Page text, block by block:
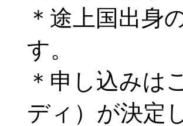
＊途上国出身
す。
＊申し込みは
ディ）が決定